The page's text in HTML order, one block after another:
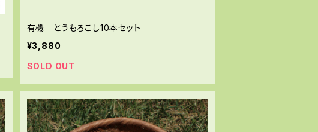
有機 とうもろこし10本セット
¥3,880
SOLD OUT